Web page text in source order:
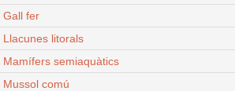
Gall fer
Llacunes litorals
Mamífers semiaquàtics
Mussol comú